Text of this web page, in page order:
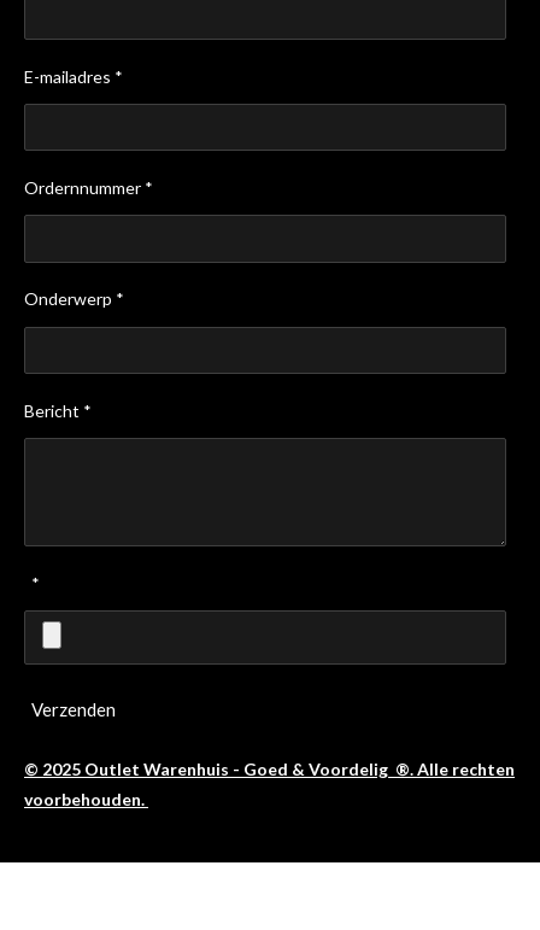
E-mailadres *
Ordernnummer *
Onderwerp *
Bericht *
*
Verzenden
© 2025 Outlet Warenhuis - Goed & Voordelig ®. Alle rechten
voorbehouden.